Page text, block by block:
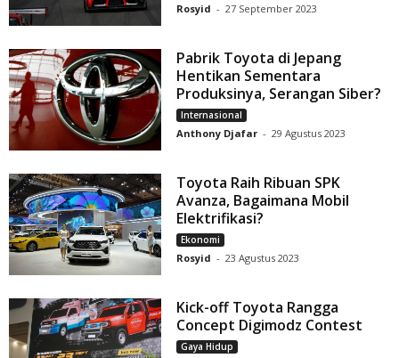
Rosyid - 27 September 2023
Pabrik Toyota di Jepang
Hentikan Sementara
Produksinya, Serangan Siber?
Internasional
Anthony Djafar - 29 Agustus 2023
Toyota Raih Ribuan SPK
Avanza, Bagaimana Mobil
Elektrifikasi?
Ekonomi
Rosyid - 23 Agustus 2023
Kick-off Toyota Rangga
Concept Digimodz Contest
Gaya Hidup